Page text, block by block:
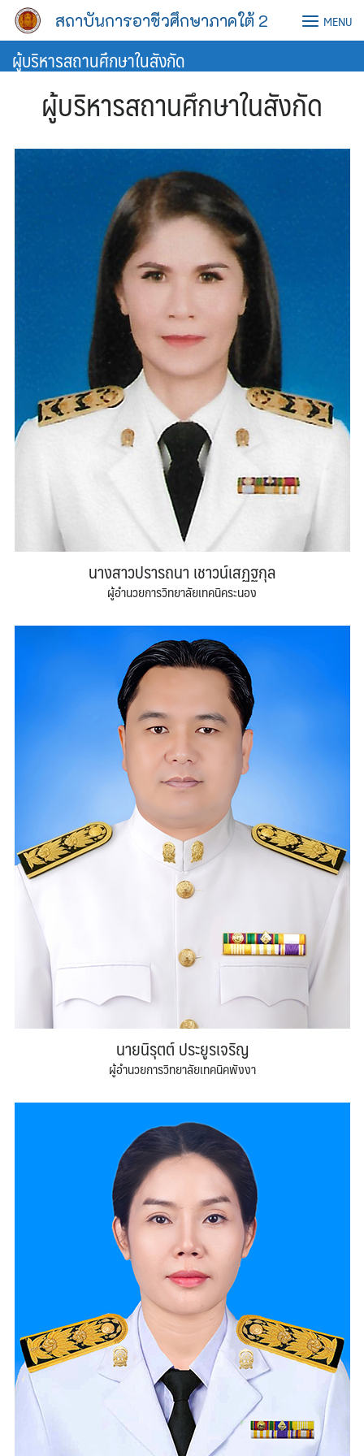
Skip
content
สถาบันการอาชีวศึกษาภาคใต้ 2 MENU
ผู้บริหารสถานศึกษาในสังกัด
ผู้บริหารสถานศึกษาในสังกัด
นางสาวปรารถนา เชาวน์เสฏฐกุล
ผู้อำนวยการวิทยาลัยเทคนิคระนอง
นายนิรุตต์ ประยูรเจริญ
ผู้อำนวยการวิทยาลัยเทคนิคพังงา